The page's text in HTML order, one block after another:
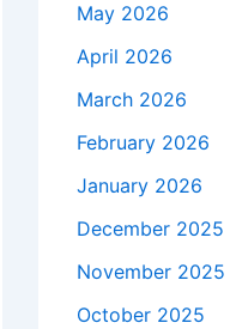
May 2026
April 2026
March 2026
February 2026
January 2026
December 2025
November 2025
October 2025